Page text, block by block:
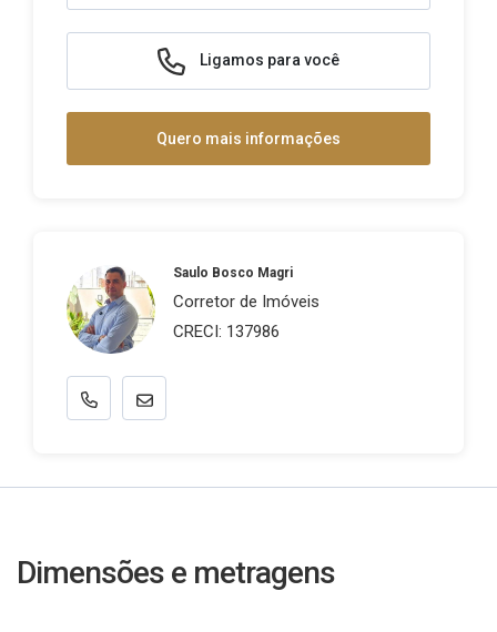
Ligamos para você
Quero mais informações
Saulo Bosco Magri
Corretor de Imóveis
CRECI: 137986
Dimensões e metragens